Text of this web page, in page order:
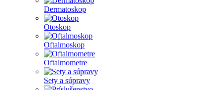
Dermatoskop
Otoskop
Oftalmoskop
Oftalmometre
Sety a súpravy